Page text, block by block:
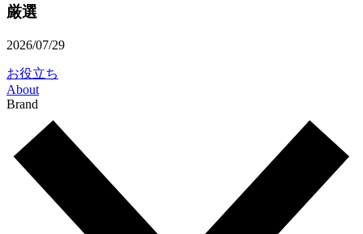
厳選
2026/07/29
お役立ち
About
Brand